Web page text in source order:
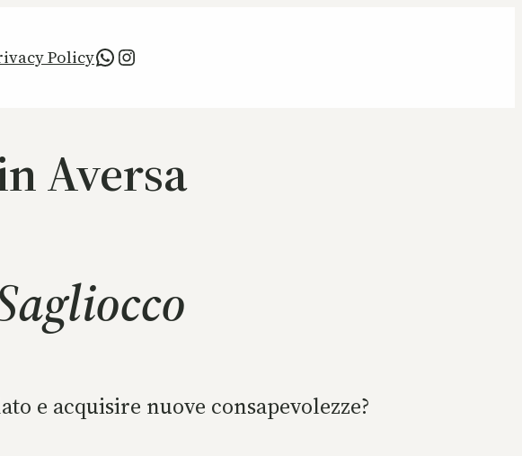
PolicyWhatsapp
Instagram
Aversa
e acquisire nuove consapevolezze?